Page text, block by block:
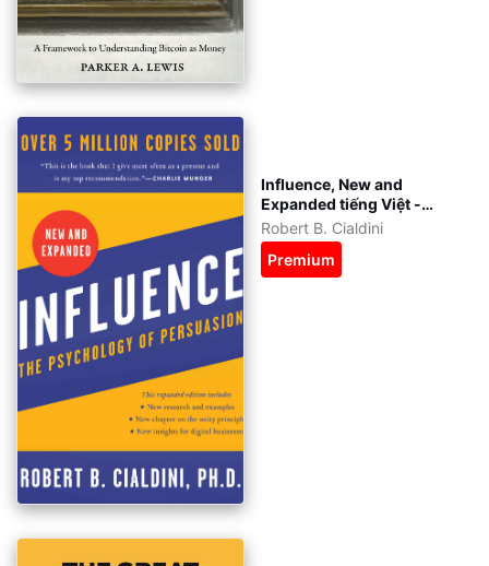
Influence, New and
Expanded tiếng Việt -
eBook: pdf, epub, azw3 -
kèm file gốc tiếng Anh
Robert B. Cialdini
Premium